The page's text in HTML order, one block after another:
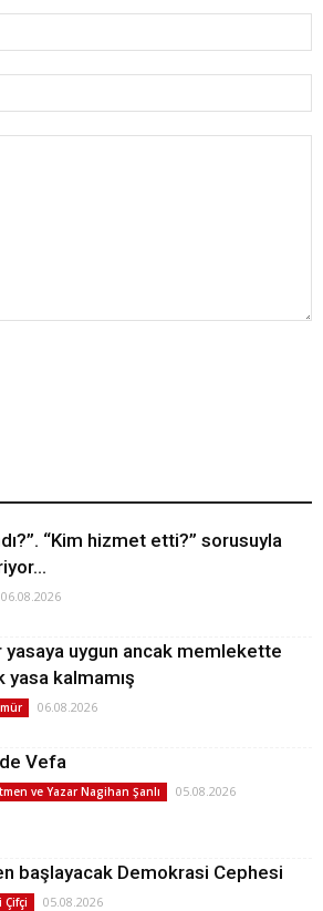
“Kim hizmet etti?” sorusuyla
06.08.2026
yasaya uygun ancak memlekette
yasa kalmamış
06.08.2026
Vefa
ve Yazar Nagihan Şanlı 05.08.2026
başlayacak Demokrasi Cephesi
Çifçi 05.08.2026